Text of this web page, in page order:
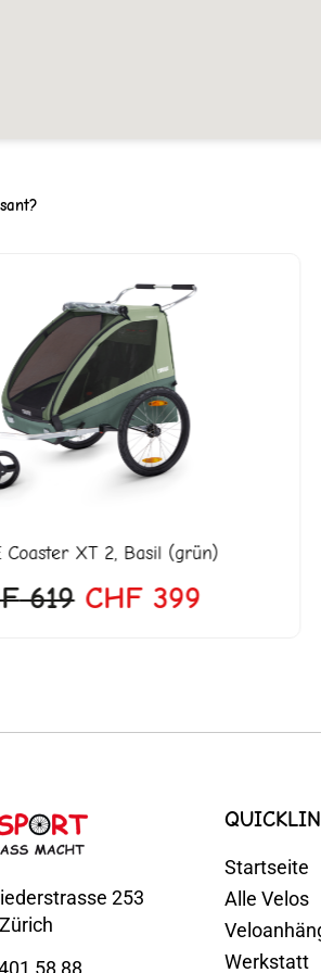
Coaster XT 2, Basil (grün)
619
Preis
war:
CHF 619
CHF399
253
58 88
Startseite
Alle Velos
Werkstatt